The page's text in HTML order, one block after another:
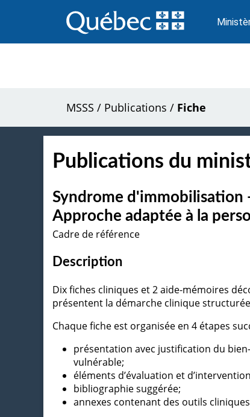
au
contenu
MSSS / Publications / Fiche
Publications du
Syndrome d'immobilisation
Approche adaptée à la
Cadre de référence
Description
Dix fiches cliniques et 2 aide-mémoires
présentent la démarche clinique
Chaque fiche est organisée en 4 étapes
présentation avec justification du
vulnérable;
éléments d’évaluation et
bibliographie suggérée;
annexes contenant des outils